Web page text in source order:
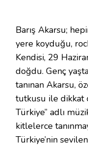
Barış Akarsu;
yere koyduğu,
Kendisi, 29
doğdu. Genç
tanınan Akarsu,
tutkusu ile dikkat
Türkiye” adlı
kitlelerce
Türkiye’nin